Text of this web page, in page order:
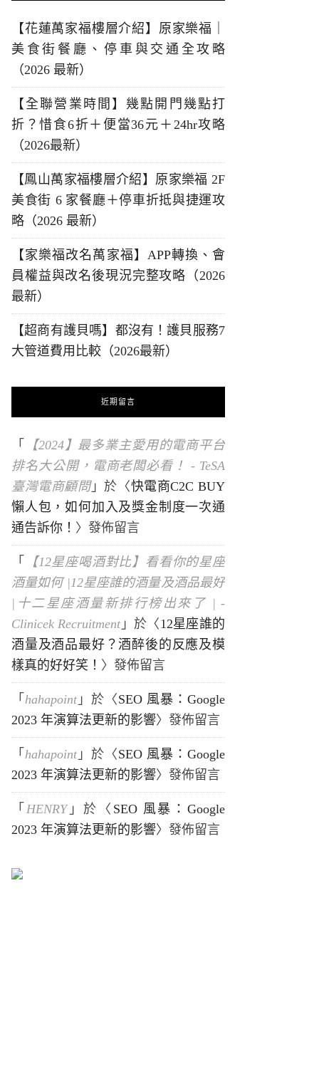
【花蓮萬家福樓層介紹】原家樂福｜
美食街餐廳、停車與交通全攻略
（2026 最新）
【全聯營業時間】幾點開門幾點打
折？惜食6折＋便當36元＋24hr攻略
（2026最新）
【鳳山萬家福樓層介紹】原家樂福 2F
美食街 6 家餐廳＋停車折抵與捷運攻
略（2026 最新）
【家樂福改名萬家福】APP轉換、會
員權益與改名後現況完整攻略（2026
最新）
【超商有護貝嗎】都沒有！護貝服務7
大管道費用比較（2026最新）
近期留言
「
【2024】最多業主愛用的電商平台
排名大公開，電商老闆必看！ - TeSA
臺灣電商顧問」於〈快電商C2C BUY
懶人包，如何加入及獎金制度一次通
通告訴你！ 〉發佈留言
「
【12星座喝酒對比】看看你的星座
酒量如何 |12星座誰的酒量及酒品最好
|十二星座酒量新排行榜出來了 | -
Clinicek Recruitment 」於〈 12星座誰的
酒量及酒品最好？酒醉後的反應及模
樣真的好好笑！ 〉發佈留言
「 hahapoint 」於〈 SEO 風暴：Google
2023 年演算法更新的影響〉發佈留言
「 hahapoint 」於〈 SEO 風暴：Google
2023 年演算法更新的影響〉發佈留言
「 HENRY」於〈 SEO 風暴：Google
2023 年演算法更新的影響〉發佈留言